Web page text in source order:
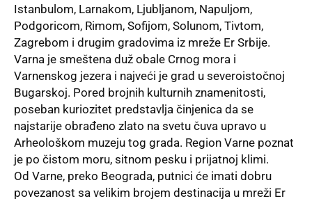
Istanbulom, Larnakom, Ljubljanom, Napuljom,
Podgoricom, Rimom, Sofijom, Solunom, Tivtom,
Zagrebom i drugim gradovima iz mreže Er Srbije.
Varna je smeštena duž obale Crnog mora i
Varnenskog jezera i najveći je grad u severoistočnoj
Bugarskoj. Pored brojnih kulturnih znamenitosti,
poseban kuriozitet predstavlja činjenica da se
najstarije obrađeno zlato na svetu čuva upravo u
Arheološkom muzeju tog grada. Region Varne poznat
je po čistom moru, sitnom pesku i prijatnoj klimi.
Od Varne, preko Beograda, putnici će imati dobru
povezanost sa velikim brojem destinacija u mreži Er